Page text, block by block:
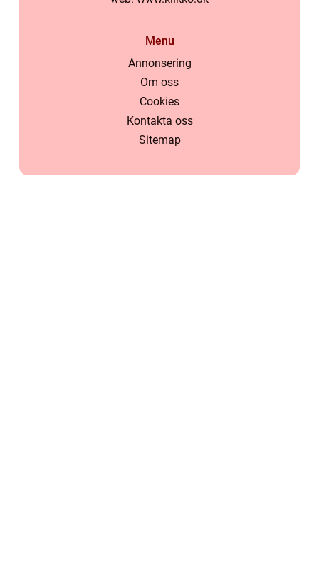
Menu
Annonsering
Om oss
Cookies
Kontakta oss
Sitemap